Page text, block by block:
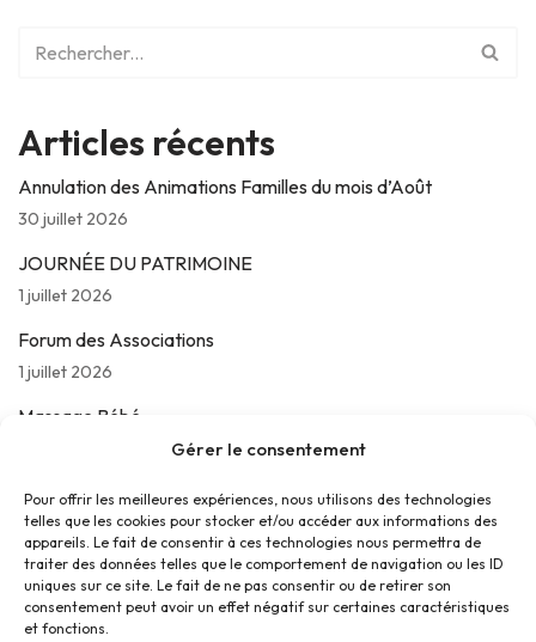
Gérer le consentement
Pour offrir les meilleures expériences, nous utilisons des technologies
telles que les cookies pour stocker et/ou accéder aux informations des
appareils. Le fait de consentir à ces technologies nous permettra de
traiter des données telles que le comportement de navigation ou les ID
uniques sur ce site. Le fait de ne pas consentir ou de retirer son
consentement peut avoir un effet négatif sur certaines caractéristiques
et fonctions.
Articles récents
Annulation des Animations Familles du mois d’Août
30 juillet 2026
JOURNÉE DU PATRIMOINE
1 juillet 2026
Forum des Associations
1 juillet 2026
Massage Bébé
Les jeudis de La Parolière
16 juin 2026